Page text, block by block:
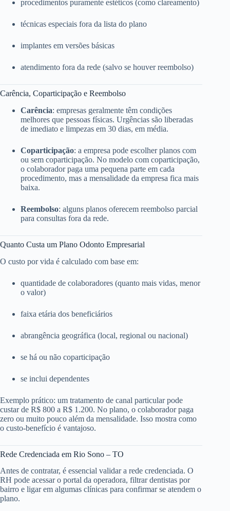
procedimentos puramente estéticos (como clareamento)
técnicas especiais fora da lista do plano
implantes em versões básicas
atendimento fora da rede (salvo se houver reembolso)
Carência, Coparticipação e Reembolso
Carência: empresas geralmente têm condições
melhores que pessoas físicas. Urgências são liberadas
de imediato e limpezas em 30 dias, em média.
Coparticipação: a empresa pode escolher planos com
ou sem coparticipação. No modelo com coparticipação,
o colaborador paga uma pequena parte em cada
procedimento, mas a mensalidade da empresa fica mais
baixa.
Reembolso: alguns planos oferecem reembolso parcial
para consultas fora da rede.
Quanto Custa um Plano Odonto Empresarial
O custo por vida é calculado com base em:
quantidade de colaboradores (quanto mais vidas, menor
o valor)
faixa etária dos beneficiários
abrangência geográfica (local, regional ou nacional)
se há ou não coparticipação
se inclui dependentes
Exemplo prático: um tratamento de canal particular pode
custar de R$ 800 a R$ 1.200. No plano, o colaborador paga
zero ou muito pouco além da mensalidade. Isso mostra como
o custo-benefício é vantajoso.
Rede Credenciada em Rio Sono – TO
Antes de contratar, é essencial validar a rede credenciada. O
RH pode acessar o portal da operadora, filtrar dentistas por
bairro e ligar em algumas clínicas para confirmar se atendem o
plano.